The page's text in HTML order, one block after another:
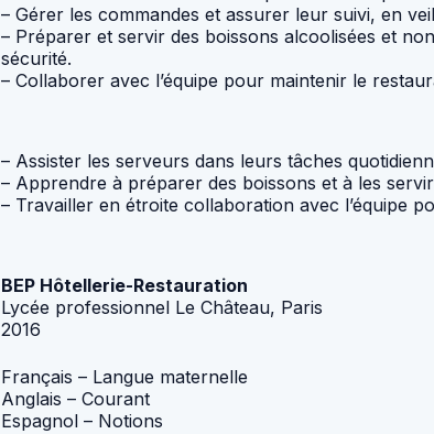
– Gérer les commandes et assurer leur suivi, en
– Préparer et servir des boissons alcoolisées et
sécurité.
– Collaborer avec l’équipe pour maintenir le
– Assister les serveurs dans leurs tâches
– Apprendre à préparer des boissons et à les
– Travailler en étroite collaboration avec l’équipe
BEP Hôtellerie-Restauration
Lycée professionnel Le Château, Paris
2016
Français – Langue maternelle
Anglais – Courant
Espagnol – Notions